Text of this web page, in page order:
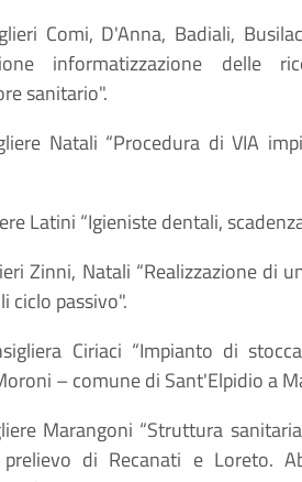
Comi, D'Anna, Badiali,
informatizzazione delle
sanitario".
Natali “Procedura di VIA
Latini “Igieniste dentali,
Zinni, Natali “Realizzazione di
ciclo passivo".
Ciriaci “Impianto di
– comune di Sant'Elpidio a
Marangoni “Struttura
prelievo di Recanati e Loreto.